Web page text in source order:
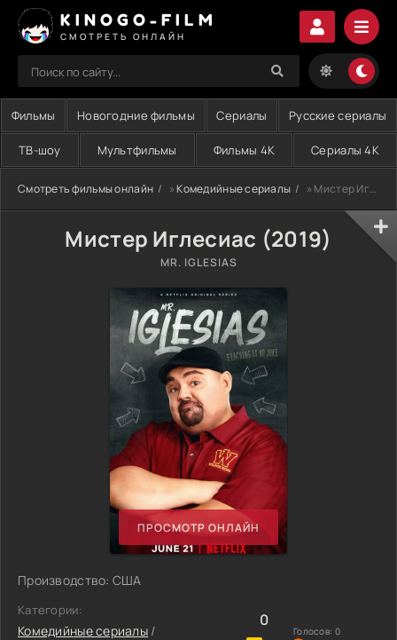
KINOGO-FILM
СМОТРЕТЬ ОНЛАЙН
Фильмы Новогодние фильмы Сериалы Русские сериалы
ТВ-шоу Мультфильмы Фильмы 4K Сериалы 4K
Смотреть фильмы онлайн »Комедийные сериалы » Мистер Иглесиас (2019)
Мистер Иглесиас (2019)
MR. IGLESIAS
ПРОСМОТР ОНЛАЙН
Производство: США
Категории:
Комедийные сериалы /
0
Голосов: 0